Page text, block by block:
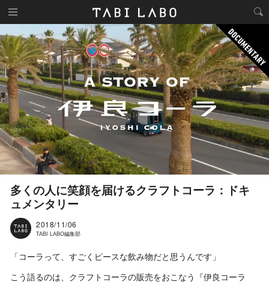
多くの人に笑顔を届けるクラフトコーラ：ドキ
ュメンタリー
2018/11/06
TABI LABO編集部
「コーラって、すごくピースな飲み物だと思うんです」
こう語るのは、クラフトコーラの販売をおこなう『伊良コーラ